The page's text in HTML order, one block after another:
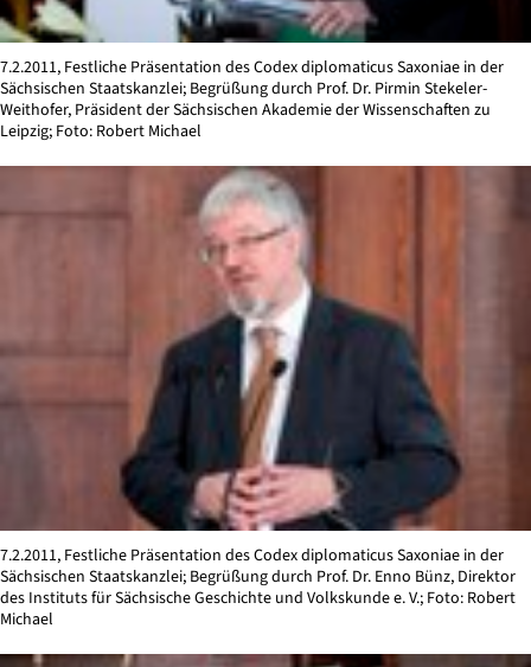
7.2.2011, Festliche Präsentation des Codex diplomaticus Saxoniae in der
Sächsischen Staatskanzlei; Begrüßung durch Prof. Dr. Pirmin Stekeler-
Weithofer, Präsident der Sächsischen Akademie der Wissenschaften zu
Leipzig; Foto: Robert Michael
7.2.2011, Festliche Präsentation des Codex diplomaticus Saxoniae in der
Sächsischen Staatskanzlei; Begrüßung durch Prof. Dr. Enno Bünz, Direktor
des Instituts für Sächsische Geschichte und Volkskunde e. V.; Foto: Robert
Michael